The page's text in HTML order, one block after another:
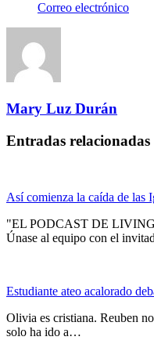
Correo electrónico
Mary Luz Durán
Entradas relacionadas
Así comienza la caída de las
"EL PODCAST DE
Únase al equipo con el
Estudiante ateo acalorado
Olivia es cristiana. Reuben
solo ha ido a…